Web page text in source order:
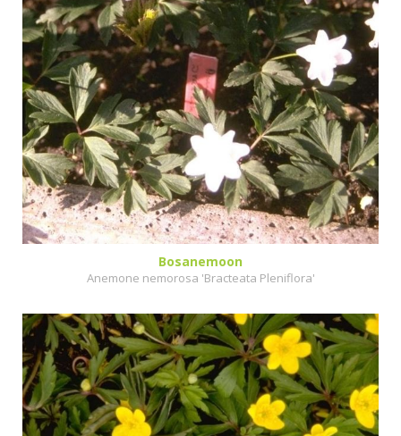
Bosanemoon
Anemone nemorosa 'Bracteata Pleniflora'